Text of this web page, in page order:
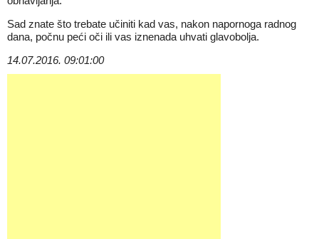
Sad znate što trebate učiniti kad vas, nakon napornoga radnog
dana, počnu peći oči ili vas iznenada uhvati glavobolja.
14.07.2016. 09:01:00